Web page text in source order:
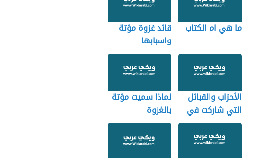
ما هي ام الكتاب
قائد غزوة مؤتة
واسبابها
الأحزاب والقبائل
التي شاركت في
الخندق
لماذا سميت مؤتة
بالغزوة